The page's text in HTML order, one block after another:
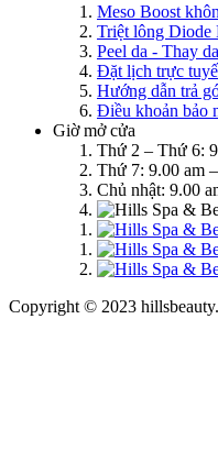
Meso Boost
Triệt lông Diode
Peel da - Thay
Đặt lịch trực
Hướng dẫn trả
Điều khoản bảo
Giờ mở cửa
Thứ 2 – Thứ 6:
Thứ 7: 9.00 am
Chủ nhật: 9.00
Copyright © 2023